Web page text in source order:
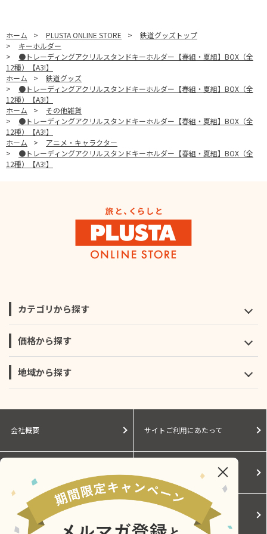
ホーム > PLUSTA ONLINE STORE >
鉄道グッズトップ
>
キーホルダー
>
●トレーディングアクリルスタンドキーホルダー【春組・夏組】BOX（全
12種）【A3!】
ホーム
>
鉄道グッズ
>
●トレーディングアクリルスタンドキーホルダー【春組・夏組】BOX（全
12種）【A3!】
ホーム
>
その他雑貨
>
●トレーディングアクリルスタンドキーホルダー【春組・夏組】BOX（全
12種）【A3!】
ホーム
>
アニメ・キャラクター
>
●トレーディングアクリルスタンドキーホルダー【春組・夏組】BOX（全
12種）【A3!】
カテゴリから探す
価格から探す
地域から探す
会社概要 サイトご利用にあたって
Cookieポリシー ご利用規約